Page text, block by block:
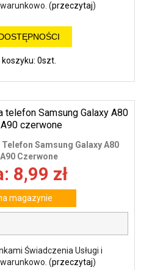
(przeczytaj)
koszyku: 0szt.
Samsung Galaxy A80
Czerwone
8,99 zł
magazynie
Świadczenia Usługi i
(przeczytaj)